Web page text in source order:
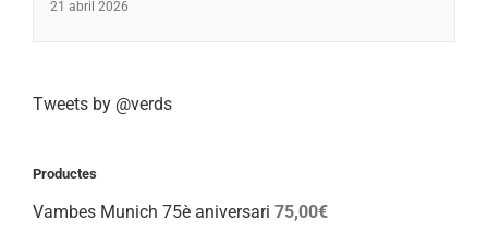
21 abril 2026
Tweets by @verds
Productes
Vambes Munich 75è aniversari 75,00€